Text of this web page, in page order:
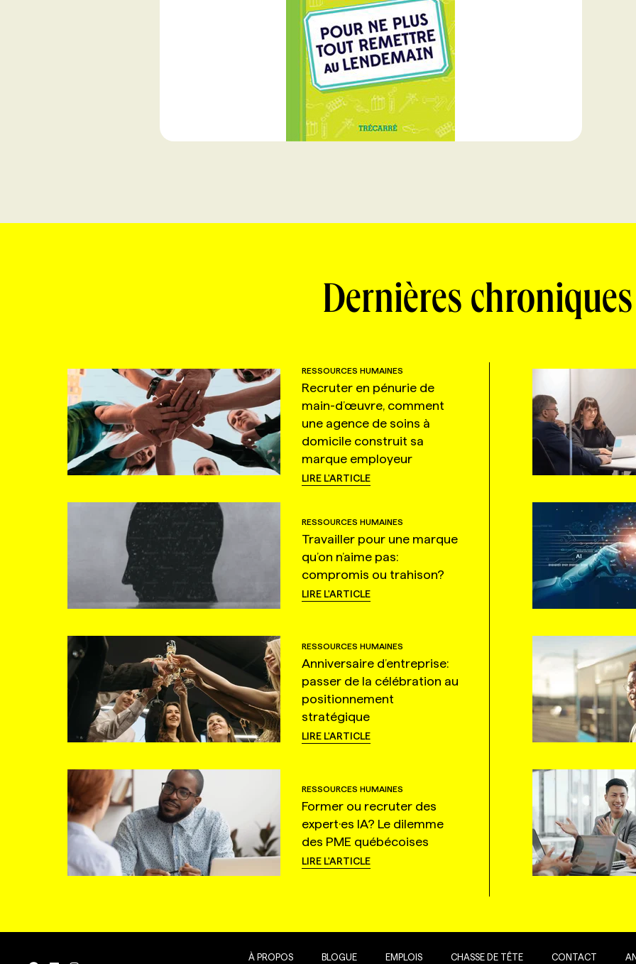
Dernières chroniques
RESSOURCES HUMAINES
Recruter en pénurie de
main-d’œuvre, comment
une agence de soins à
domicile construit sa
marque employeur
LIRE L'ARTICLE
RESSOURCES HUMAINES
Travailler pour une marque
qu’on n’aime pas:
compromis ou trahison?
LIRE L'ARTICLE
RESSOURCES HUMAINES
Anniversaire d’entreprise:
passer de la célébration au
positionnement
stratégique
LIRE L'ARTICLE
RESSOURCES HUMAINES
Former ou recruter des
expert·es IA? Le dilemme
des PME québécoises
LIRE L'ARTICLE
À PROPOS BLOGUE EMPLOIS CHASSE DE TÊTE CONTACT